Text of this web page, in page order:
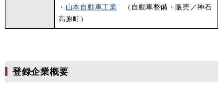
・ 山本自動車工業 （自動車整備・販売／神石
高原町）
登録企業概要